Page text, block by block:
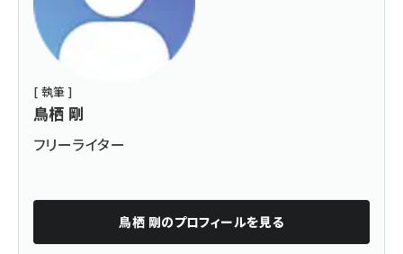
[ 執筆 ]
鳥栖 剛
フリーライター
鳥栖 剛のプロフィールを見る